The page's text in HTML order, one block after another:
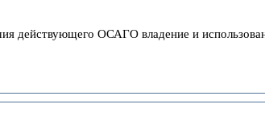
действующего ОСАГО владение и